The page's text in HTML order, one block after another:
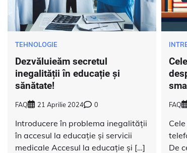
TEHNOLOGIE
Dezvăluieăm secretul
inegalității în educație și
sănătate!
FAQ 21 Aprilie 2024 0
Introducere în problema inegalității
în accesul la educație și servicii
medicale Accesul la educație și […]
FAQ
De